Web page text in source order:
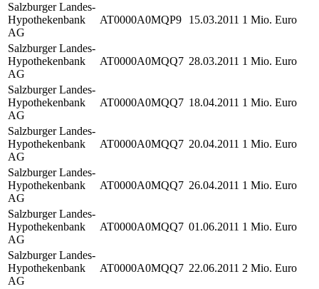
Salzburger Landes-
Hypothekenbank
AG
AT0000A0MQP9 15.03.2011 1 Mio. Euro
Salzburger Landes-
Hypothekenbank
AG
AT0000A0MQQ7 28.03.2011 1 Mio. Euro
Salzburger Landes-
Hypothekenbank
AG
AT0000A0MQQ7 18.04.2011 1 Mio. Euro
Salzburger Landes-
Hypothekenbank
AG
AT0000A0MQQ7 20.04.2011 1 Mio. Euro
Salzburger Landes-
Hypothekenbank
AG
AT0000A0MQQ7 26.04.2011 1 Mio. Euro
Salzburger Landes-
Hypothekenbank
AG
AT0000A0MQQ7 01.06.2011 1 Mio. Euro
Salzburger Landes-
Hypothekenbank
AG
AT0000A0MQQ7 22.06.2011 2 Mio. Euro